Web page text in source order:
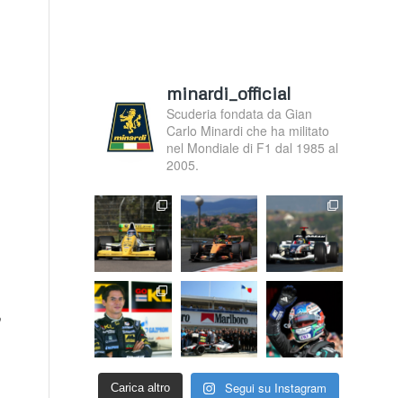
minardi_official
Scuderia fondata da Gian
Carlo Minardi che ha militato
nel Mondiale di F1 dal 1985 al
2005.
Carica altro Segui su Instagram